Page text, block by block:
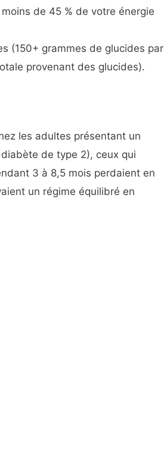
de 45 % de votre énergie
(150+ grammes de glucides par
provenant des glucides).
les adultes présentant un
de type 2), ceux qui
3 à 8,5 mois perdaient en
un régime équilibré en